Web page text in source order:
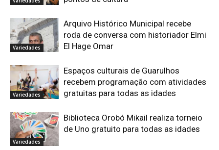
Variedades
Arquivo Histórico Municipal recebe
roda de conversa com historiador Elmi
El Hage Omar
Variedades
Espaços culturais de Guarulhos
recebem programação com atividades
gratuitas para todas as idades
Variedades
Biblioteca Orobó Mikail realiza torneio
de Uno gratuito para todas as idades